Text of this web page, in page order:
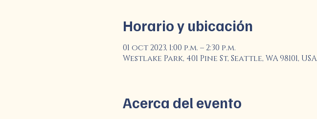
Horario y ubicación
01 oct 2023, 1:00 p.m. – 2:30 p.m.
Westlake Park, 401 Pine St, Seattle, WA 98101, USA
Acerca del evento